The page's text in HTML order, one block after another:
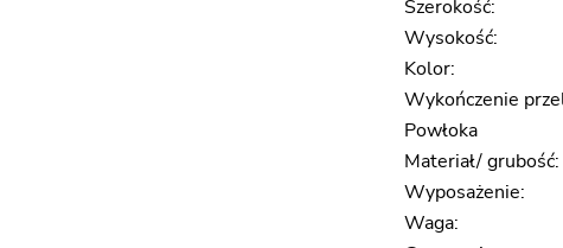
Szerokość:
Wysokość:
Kolor:
Wykończenie
Powłoka
Materiał/ grubość:
Wyposażenie:
Waga: